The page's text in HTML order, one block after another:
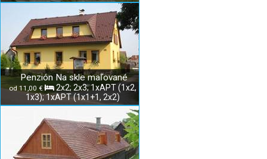
Penzión Na skle maľované
od 11,00 €
2x2; 2x3; 1xAPT (1x2,
1x3); 1xAPT (1x1+1, 2x2)